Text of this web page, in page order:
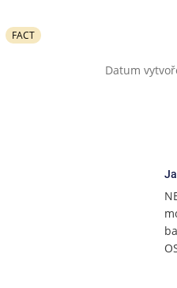
FACT
Datum